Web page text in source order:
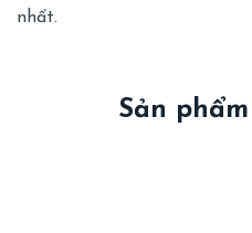
nhất.
Sản